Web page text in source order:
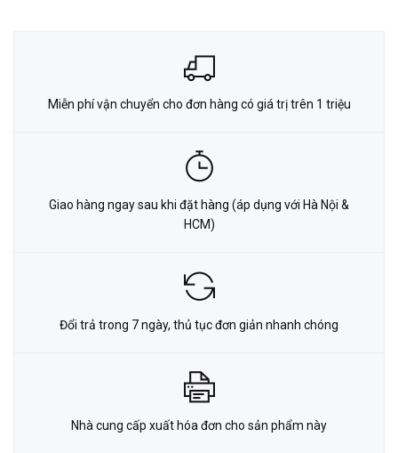
Miễn phí vận chuyển cho đơn hàng có giá trị trên 1 triệu
Giao hàng ngay sau khi đặt hàng (áp dụng với Hà Nội &
HCM)
Đổi trả trong 7 ngày, thủ tục đơn giản nhanh chóng
Nhà cung cấp xuất hóa đơn cho sản phẩm này